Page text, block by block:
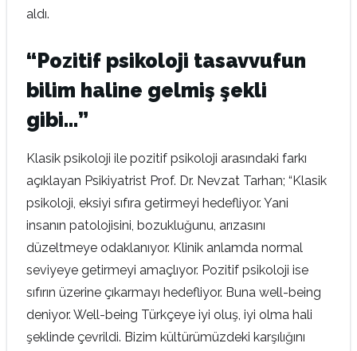
aldı.
“Pozitif psikoloji tasavvufun
bilim haline gelmiş şekli
gibi…”
Klasik psikoloji ile pozitif psikoloji arasındaki farkı
açıklayan Psikiyatrist Prof. Dr. Nevzat Tarhan; “Klasik
psikoloji, eksiyi sıfıra getirmeyi hedefliyor. Yani
insanın patolojisini, bozukluğunu, arızasını
düzeltmeye odaklanıyor. Klinik anlamda normal
seviyeye getirmeyi amaçlıyor. Pozitif psikoloji ise
sıfırın üzerine çıkarmayı hedefliyor. Buna well-being
deniyor. Well-being Türkçeye iyi oluş, iyi olma hali
şeklinde çevrildi. Bizim kültürümüzdeki karşılığını